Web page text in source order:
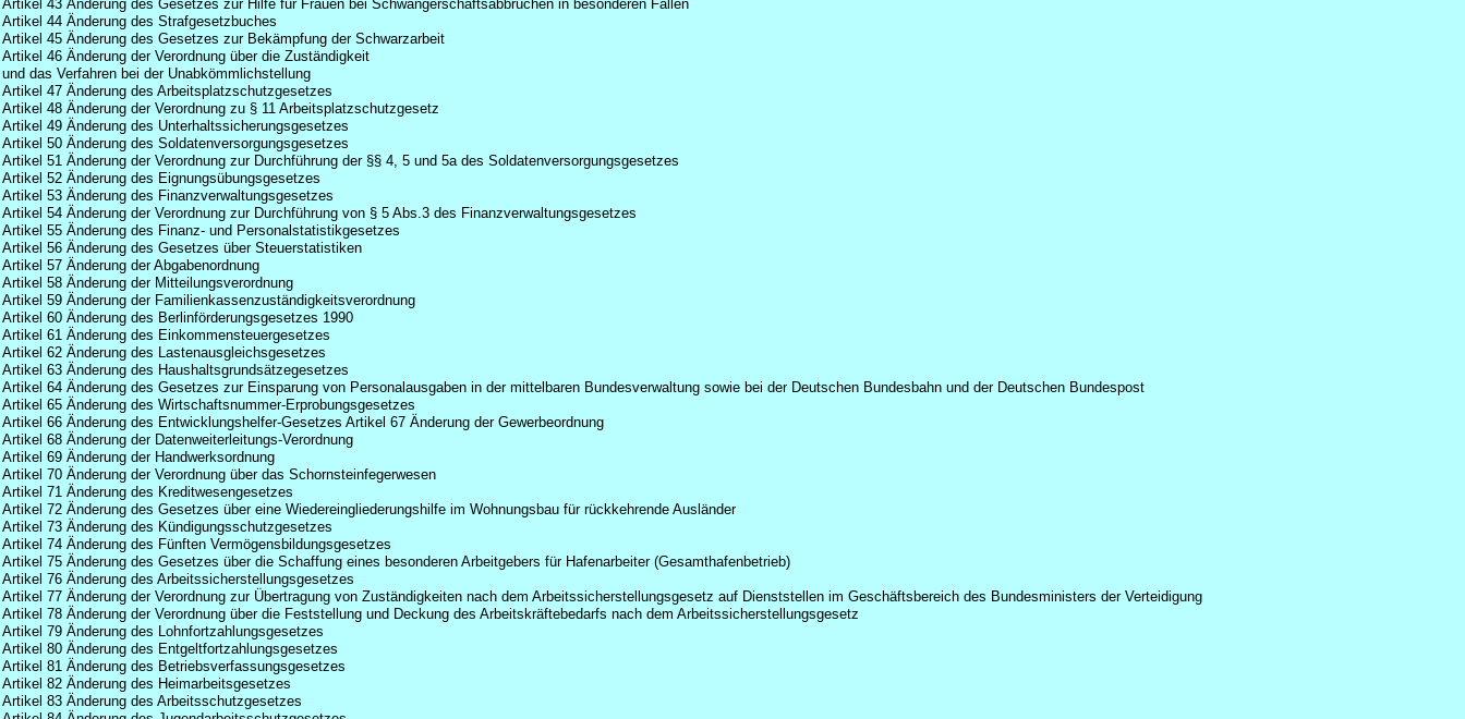
Artikel 43 Änderung des Gesetzes zur Hilfe für Frauen bei Schwangerschaftsabbrüchen in besonderen Fällen
Artikel 44 Änderung des Strafgesetzbuches
Artikel 45 Änderung des Gesetzes zur Bekämpfung der Schwarzarbeit
Artikel 46 Änderung der Verordnung über die Zuständigkeit
und das Verfahren bei der Unabkömmlichstellung
Artikel 47 Änderung des Arbeitsplatzschutzgesetzes
Artikel 48 Änderung der Verordnung zu § 11 Arbeitsplatzschutzgesetz
Artikel 49 Änderung des Unterhaltssicherungsgesetzes
Artikel 50 Änderung des Soldatenversorgungsgesetzes
Artikel 51 Änderung der Verordnung zur Durchführung der §§ 4, 5 und 5a des Soldatenversorgungsgesetzes
Artikel 52 Änderung des Eignungsübungsgesetzes
Artikel 53 Änderung des Finanzverwaltungsgesetzes
Artikel 54 Änderung der Verordnung zur Durchführung von § 5 Abs.3 des Finanzverwaltungsgesetzes
Artikel 55 Änderung des Finanz- und Personalstatistikgesetzes
Artikel 56 Änderung des Gesetzes über Steuerstatistiken
Artikel 57 Änderung der Abgabenordnung
Artikel 58 Änderung der Mitteilungsverordnung
Artikel 59 Änderung der Familienkassenzuständigkeitsverordnung
Artikel 60 Änderung des Berlinförderungsgesetzes 1990
Artikel 61 Änderung des Einkommensteuergesetzes
Artikel 62 Änderung des Lastenausgleichsgesetzes
Artikel 63 Änderung des Haushaltsgrundsätzegesetzes
Artikel 64 Änderung des Gesetzes zur Einsparung von Personalausgaben in der mittelbaren Bundesverwaltung sowie bei der Deutschen Bundesbahn und der Deutschen Bundespost
Artikel 65 Änderung des Wirtschaftsnummer-Erprobungsgesetzes
Artikel 66 Änderung des Entwicklungshelfer-Gesetzes Artikel 67 Änderung der Gewerbeordnung
Artikel 68 Änderung der Datenweiterleitungs-Verordnung
Artikel 69 Änderung der Handwerksordnung
Artikel 70 Änderung der Verordnung über das Schornsteinfegerwesen
Artikel 71 Änderung des Kreditwesengesetzes
Artikel 72 Änderung des Gesetzes über eine Wiedereingliederungshilfe im Wohnungsbau für rückkehrende Ausländer
Artikel 73 Änderung des Kündigungsschutzgesetzes
Artikel 74 Änderung des Fünften Vermögensbildungsgesetzes
Artikel 75 Änderung des Gesetzes über die Schaffung eines besonderen Arbeitgebers für Hafenarbeiter (Gesamthafenbetrieb)
Artikel 76 Änderung des Arbeitssicherstellungsgesetzes
Artikel 77 Änderung der Verordnung zur Übertragung von Zuständigkeiten nach dem Arbeitssicherstellungsgesetz auf Dienststellen im Geschäftsbereich des Bundesministers der Verteidigung
Artikel 78 Änderung der Verordnung über die Feststellung und Deckung des Arbeitskräftebedarfs nach dem Arbeitssicherstellungsgesetz
Artikel 79 Änderung des Lohnfortzahlungsgesetzes
Artikel 80 Änderung des Entgeltfortzahlungsgesetzes
Artikel 81 Änderung des Betriebsverfassungsgesetzes
Artikel 82 Änderung des Heimarbeitsgesetzes
Artikel 83 Änderung des Arbeitsschutzgesetzes